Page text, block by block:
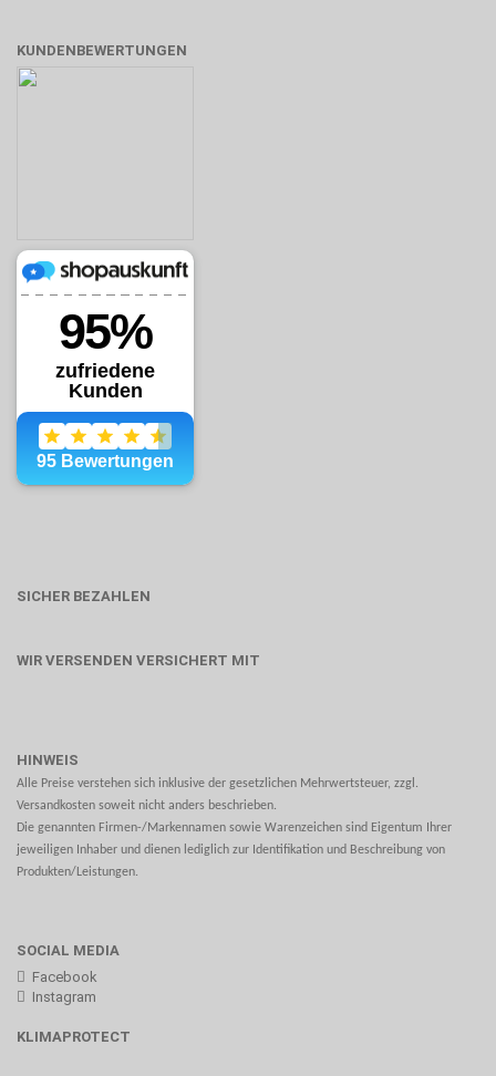
KUNDENBEWERTUNGEN
SICHER BEZAHLEN
WIR VERSENDEN VERSICHERT MIT
HINWEIS
Alle Preise verstehen sich inklusive der gesetzlichen Mehrwertsteuer, zzgl.
Versandkosten soweit nicht anders beschrieben.
Die genannten Firmen-/Markennamen sowie Warenzeichen sind Eigentum Ihrer
jeweiligen Inhaber und dienen lediglich zur Identifikation und Beschreibung von
Produkten/Leistungen.
SOCIAL MEDIA
Facebook
Instagram
KLIMAPROTECT